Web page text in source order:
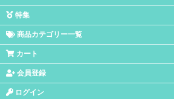
特集
商品カテゴリー一覧
カート
会員登録
ログイン